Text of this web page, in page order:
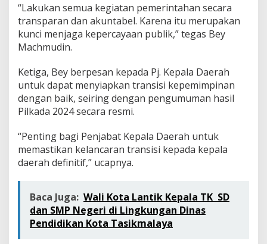
“Lakukan semua kegiatan pemerintahan secara
transparan dan akuntabel. Karena itu merupakan
kunci menjaga kepercayaan publik,” tegas Bey
Machmudin.
Ketiga, Bey berpesan kepada Pj. Kepala Daerah
untuk dapat menyiapkan transisi kepemimpinan
dengan baik, seiring dengan pengumuman hasil
Pilkada 2024 secara resmi.
“Penting bagi Penjabat Kepala Daerah untuk
memastikan kelancaran transisi kepada kepala
daerah definitif,” ucapnya.
Baca Juga: Wali Kota Lantik Kepala TK SD
dan SMP Negeri di Lingkungan Dinas
Pendidikan Kota Tasikmalaya